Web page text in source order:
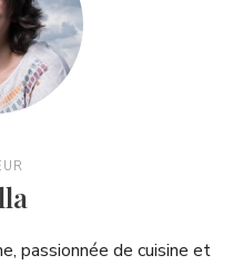
passionnée de cuisine et